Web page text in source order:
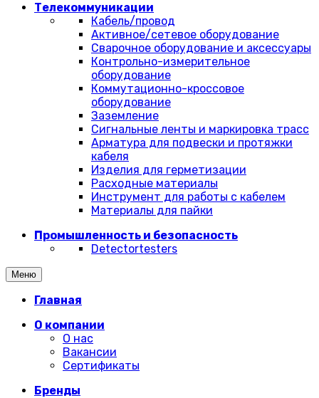
Телекоммуникации
Кабель/провод
Активное/сетевое оборудование
Сварочное оборудование и аксессуары
Контрольно-измерительное
оборудование
Коммутационно-кроссовое
оборудование
Заземление
Сигнальные ленты и маркировка трасс
Арматура для подвески и протяжки
кабеля
Изделия для герметизации
Расходные материалы
Инструмент для работы с кабелем
Материалы для пайки
Промышленность и безопасность
Detectortesters
Меню
Главная
О компании
О нас
Вакансии
Сертификаты
Бренды